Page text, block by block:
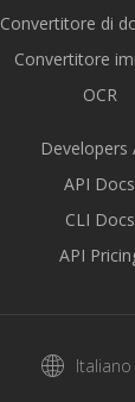
Convertitore di
Convertitore
OCR
Developers
API Docs
CLI Docs
API
Italiano